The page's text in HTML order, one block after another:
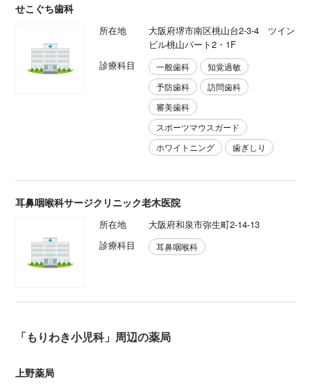
せこぐち歯科
所在地
大阪府堺市南区桃山台2-3-4 ツイン
ビル桃山パート2・1F
診療科目
一般歯科
知覚過敏
予防歯科
訪問歯科
審美歯科
スポーツマウスガード
ホワイトニング
歯ぎしり
耳鼻咽喉科サージクリニック老木医院
所在地
大阪府和泉市弥生町2-14-13
診療科目
耳鼻咽喉科
「もりわき小児科」周辺の薬局
上野薬局